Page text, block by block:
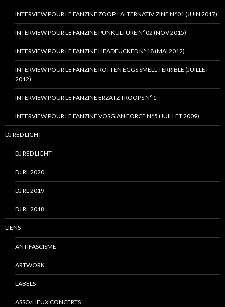
INTERVIEW POUR LE FANZINE ZOOP ! ALTERNATIV’ZINE N°01 (JUIN 2017)
INTERVIEW POUR LE FANZINE PUNKULTURE N°02 (NOV 2015)
INTERVIEW POUR LE FANZINE HEADFUCKED N°18 (MAI 2012)
INTERVIEW POUR LE FANZINE ROTTEN EGGS SMELL TERRIBLE (JUILLET
2012)
INTERVIEW POUR LE FANZINE ERZATZ TROOPS N°1
INTERVIEW POUR LE FANZINE VOSGIAN FORCE N°5 (JUILLET 2009)
DJ RED LIGHT
DJ RED LIGHT
DJ RL 2020
DJ RL 2019
DJ RL 2018
LIENS
ANTIFASCISME
ARTWORK
LABELS
ASSO/LIEUX CONCERTS